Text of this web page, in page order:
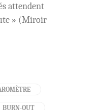
attendent
» (Miroir
BURN-OUT